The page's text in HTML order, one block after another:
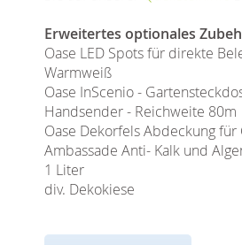
Erweitertes optionales
Oase LED Spots für direkte
Warmweiß
Oase InScenio -
Handsender - Reichweite 80m
Oase Dekorfels Abdeckung
Ambassade Anti- Kalk und
1 Liter
div. Dekokiese